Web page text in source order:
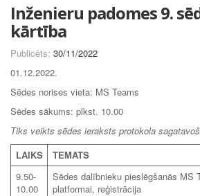
Inženieru padomes 9.
kārtība
Publicēts: 30/11/2022
01.12.2022.
Sēdes norises vieta: MS Teams
Sēdes sākums: plkst. 10.00
Tiks veikts sēdes ieraksts protokola
LAIKS
TEMATS
9.50-
10.00
Sēdes dalībnieku pieslēgšanās MS
platformai, reģistrācija